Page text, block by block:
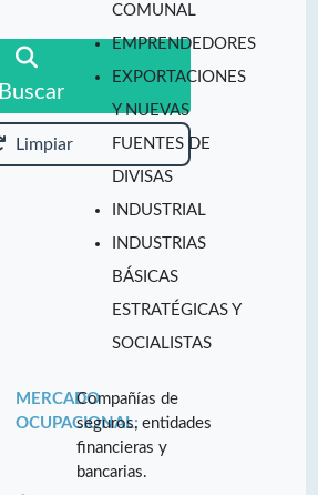
Buscar
Limpiar
COMUNAL
EMPRENDEDORES
EXPORTACIONES
Y NUEVAS
FUENTES DE
DIVISAS
INDUSTRIAL
INDUSTRIAS
BÁSICAS
ESTRATÉGICAS Y
SOCIALISTAS
MERCADO
OCUPACIONAL:
Compañías de
seguros, entidades
financieras y
bancarias.